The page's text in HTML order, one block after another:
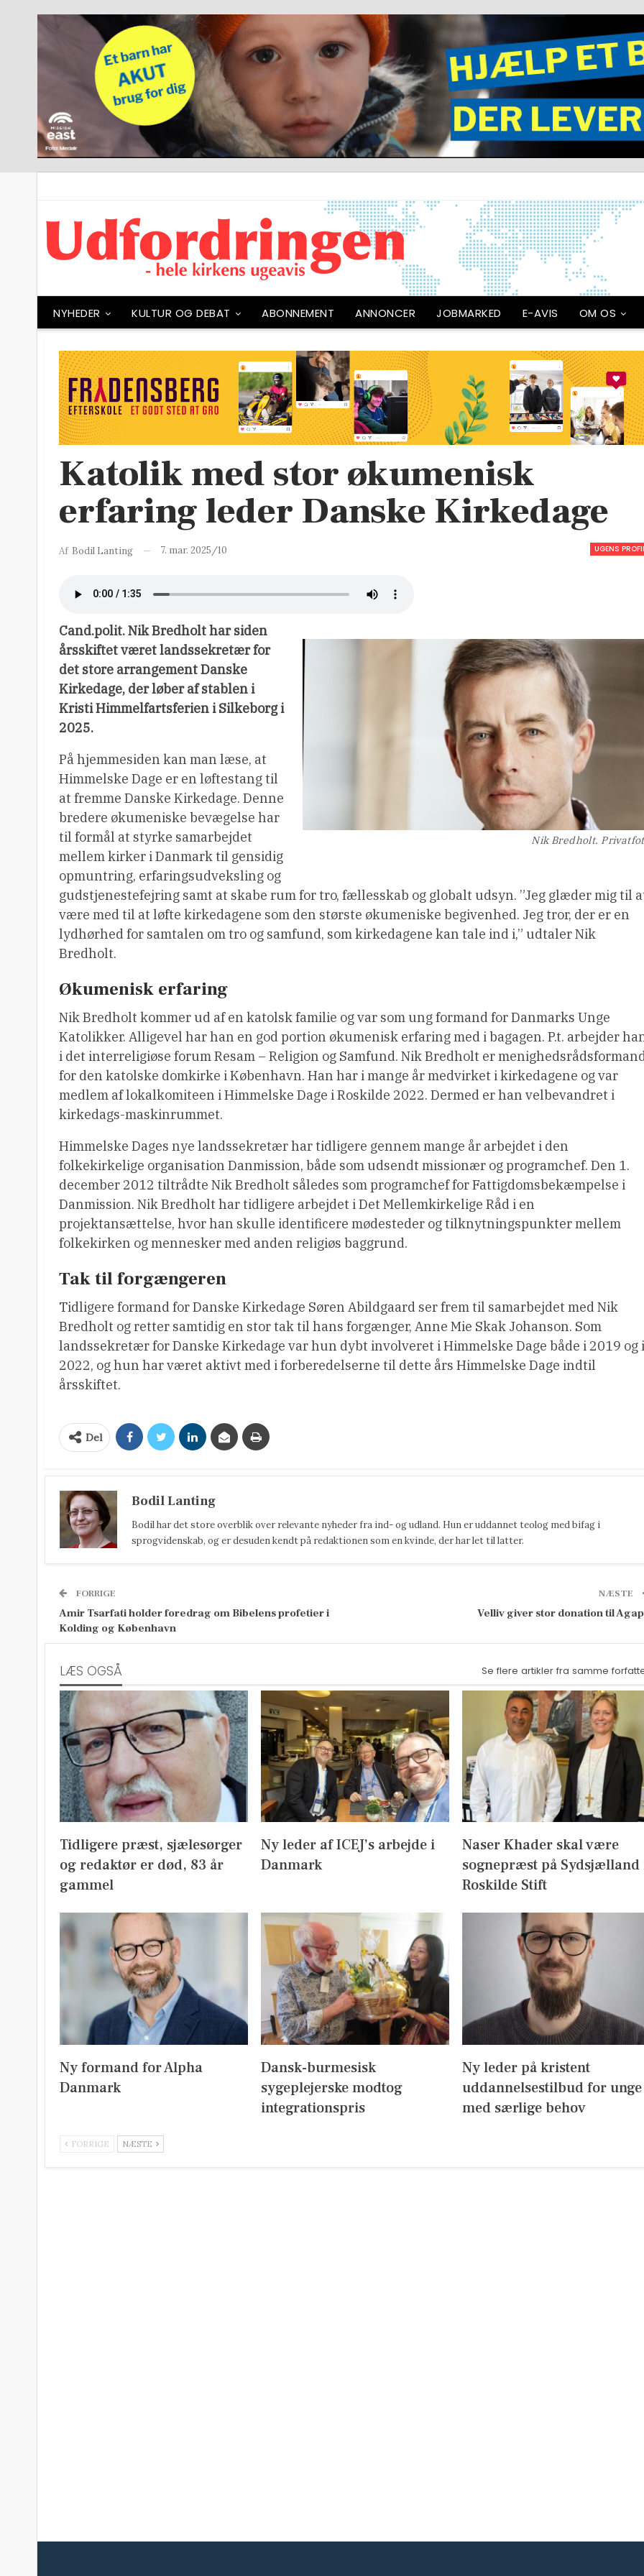
NYHEDER KULTUR OG DEBAT ABONNEMENT ANNONCER JOBMARKED E-AVIS OM OS
Katolik med stor økumenisk
erfaring leder Danske Kirkedage
UGENS
Af Bodil Lanting 7. mar. 2025/10
Nik Bredholt.
Cand.polit. Nik Bredholt har siden
årsskiftet været landssekretær for
det store arrangement Danske
Kirkedage, der løber af stablen i
Kristi Himmelfartsferien i Silkeborg i
2025.
På hjemmesiden kan man læse, at
Himmelske Dage er en løftestang til
at fremme Danske Kirkedage. Denne
bredere økumeniske bevægelse har
til formål at styrke samarbejdet
mellem kirker i Danmark til gensidig
opmuntring, erfaringsudveksling og
gudstjenestefejring samt at skabe rum for tro, fællesskab og globalt udsyn. ”Jeg glæder mig til
være med til at løfte kirkedagene som den største økumeniske begivenhed. Jeg tror, der er en
lydhørhed for samtalen om tro og samfund, som kirkedagene kan tale ind i,” udtaler Nik
Bredholt.
Økumenisk erfaring
Nik Bredholt kommer ud af en katolsk familie og var som ung formand for Danmarks Unge
Katolikker. Alligevel har han en god portion økumenisk erfaring med i bagagen. P.t. arbejder
i det interreligiøse forum Resam – Religion og Samfund. Nik Bredholt er
for den katolske domkirke i København. Han har i mange år medvirket i kirkedagene og var
medlem af lokalkomiteen i Himmelske Dage i Roskilde 2022. Dermed er han velbevandret i
kirkedags-maskinrummet.
Himmelske Dages nye landssekretær har tidligere gennem mange år arbejdet i den
folkekirkelige organisation Danmission, både som udsendt missionær og programchef. Den 1.
december 2012 tiltrådte Nik Bredholt således som programchef for Fattigdomsbekæmpelse i
Danmission. Nik Bredholt har tidligere arbejdet i Det Mellemkirkelige Råd i en
projektansættelse, hvor han skulle identificere mødesteder og tilknytningspunkter mellem
folkekirken og mennesker med anden religiøs baggrund.
Tak til forgængeren
Tidligere formand for Danske Kirkedage Søren Abildgaard ser frem til samarbejdet med Nik
Bredholt og retter samtidig en stor tak til hans forgænger, Anne Mie Skak Johanson. Som
landssekretær for Danske Kirkedage var hun dybt involveret i Himmelske Dage både i 2019 og i
2022, og hun har været aktivt med i forberedelserne til dette års Himmelske Dage indtil
årsskiftet.
Del
Bodil Lanting
Bodil har det store overblik over relevante nyheder fra ind- og udland. Hun er uddannet teolog med bifag i
sprogvidenskab, og er desuden kendt på redaktionen som en kvinde, der har let til latter.
FORRIGE
Amir Tsarfati holder foredrag om Bibelens profetier i
Kolding og København
NÆSTE
Velliv giver stor donation til
LÆS OGSÅ Se flere artikler fra samme
Tidligere præst, sjælesørger
og redaktør er død, 83 år
gammel
Ny leder af ICEJ’s arbejde i
Danmark
Naser Khader skal være
sognepræst på Sydsjælland
Roskilde Stift
Ny formand for Alpha
Danmark
Dansk-burmesisk
sygeplejerske modtog
integrationspris
Ny leder på kristent
uddannelsestilbud for unge
med særlige behov
FORRIGE NÆSTE